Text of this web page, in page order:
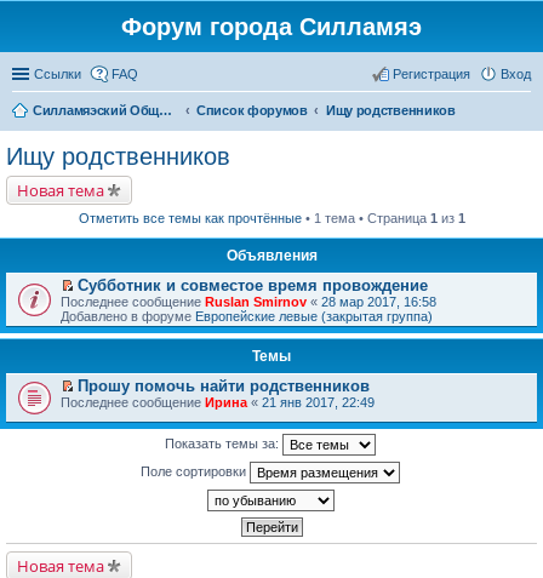
Форум города Силламяэ
Ссылки FAQ Вход
Регистрация
Силламяэский Общественный Новостной портал Список форумов Ищу родственников
Ищу родственников
Новая тема
Отметить все темы как прочтённые• 1 тема • Страница 1 из 1
Объявления
П
е
р
е
т
и
к
е
п
о
Субботник и совместое время провождение
Последнее сообщение Ruslan Smirnov « 28 мар 2017, 16:58
Добавлено в форуме Европейские левые (закрытая группа)
Темы
П
р
р
о
Прошу помочь найти родственников
Последнее сообщение Ирина « 21 янв 2017, 22:49
Показать темы за:
Поле сортировки
Новая тема